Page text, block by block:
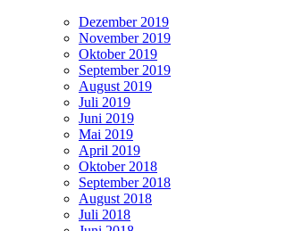
Dezember 2019
November 2019
Oktober 2019
September 2019
August 2019
Juli 2019
Juni 2019
Mai 2019
April 2019
Oktober 2018
September 2018
August 2018
Juli 2018